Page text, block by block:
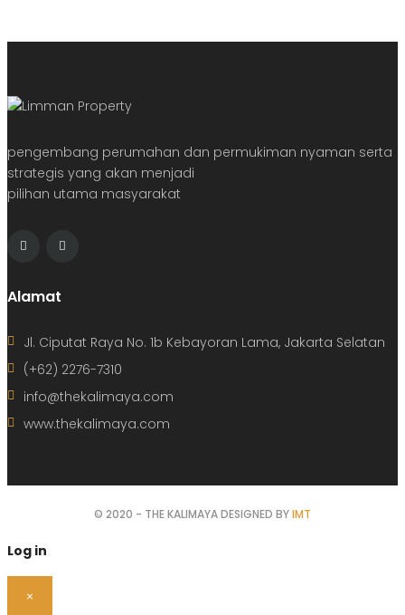
pengembang perumahan dan permukiman nyaman serta
strategis yang akan menjadi
pilihan utama masyarakat
Alamat
Jl. Ciputat Raya No. 1b Kebayoran Lama, Jakarta Selatan
(+62) 2276-7310
info@thekalimaya.com
www.thekalimaya.com
© 2020 - THE KALIMAYA DESIGNED BYIMT
Log in
×